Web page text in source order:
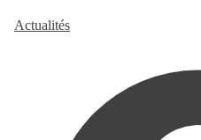
Actualités